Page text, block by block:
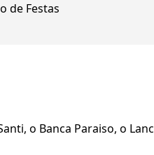
de Festas
o Banca Paraiso, o